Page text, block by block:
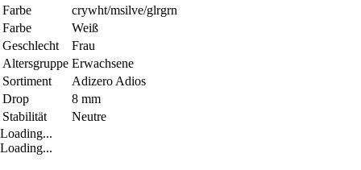
Farbe
crywht/msilve/glrgrn
Farbe
Weiß
Geschlecht
Frau
Altersgruppe Erwachsene
Sortiment
Adizero Adios
Drop
8 mm
Stabilität
Neutre
Loading...
Loading...